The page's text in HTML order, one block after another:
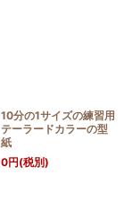
10分の1サイズの練習用
テーラードカラーの型
紙
0円(税別)